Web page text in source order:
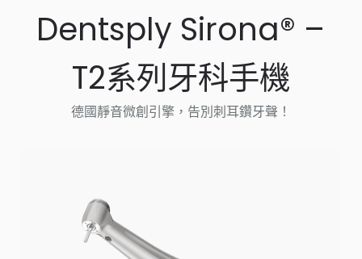
Dentsply Sirona® –
T2系列牙科手機
德國靜音微創引擎，告別刺耳鑽牙聲！